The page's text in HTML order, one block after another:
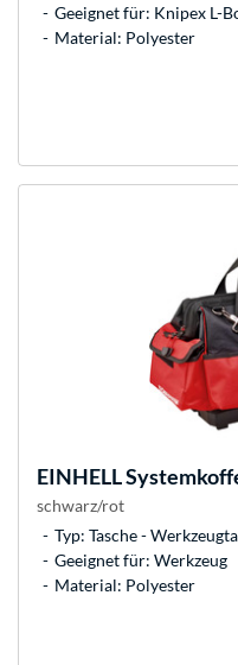
Geeignet für: Knipex L-
Material: Polyester
EINHELL
schwarz/rot
Typ: Tasche -
Geeignet für: Werkzeug
Material: Polyester